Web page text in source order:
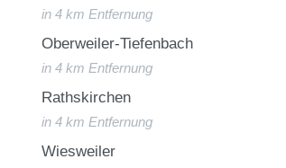
in 4 km Entfernung
Oberweiler-Tiefenbach
in 4 km Entfernung
Rathskirchen
in 4 km Entfernung
Wiesweiler